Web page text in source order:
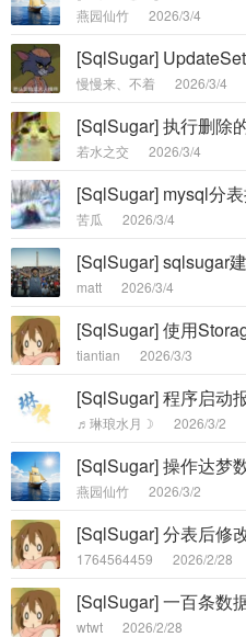
燕园仙竹 2026/3/4
[SqlSugar]
慢慢来、不着 2026/3/4
若水之交 2026/3/4
[SqlSugar] mysql分
苦瓜 2026/3/4
[SqlSugar] sqlsugar
matt 2026/3/4
[SqlSugar] 使用
tiantian 2026/3/3
[SqlSugar] 程序启动
♬琳琅水月☽ 2026/3/2
燕园仙竹 2026/3/2
1764564459 2026/2/28
wtwt 2026/2/28